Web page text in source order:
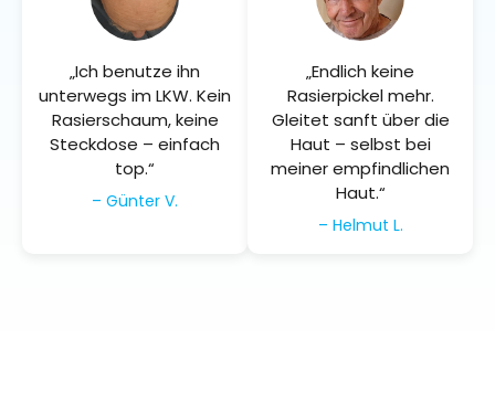
„Ich benutze ihn
unterwegs im LKW. Kein
Rasierschaum, keine
Steckdose – einfach
top.“
– Günter V.
„Endlich keine
Rasierpickel mehr.
Gleitet sanft über die
Haut – selbst bei
meiner empfindlichen
Haut.“
– Helmut L.